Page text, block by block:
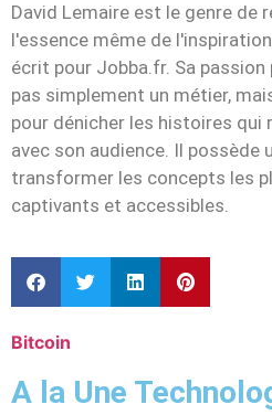
David Lemaire est le genre de
l'essence même de
écrit pour Jobba.fr. Sa
pas simplement un métier,
pour dénicher les histoires
avec son audience. Il possède
transformer les concepts les
captivants et accessibles.
Bitcoin
A la Une